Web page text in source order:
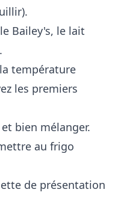
Bailey's, le lait
température
les premiers
bien mélanger.
au frigo
de présentation